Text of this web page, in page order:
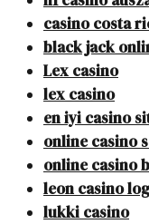
casino costa
black jack
Lex casino
lex casino
en iyi casino
online casino
online casino
leon casino
lukki casino